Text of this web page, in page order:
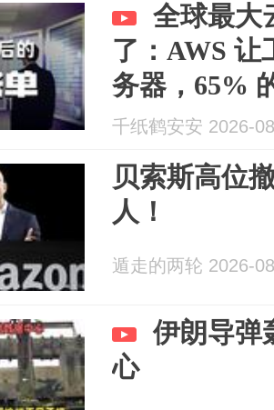
全球最大
了：AWS 让
务器，65%
千纸鹤安安 2026-
贝索斯高位
人！
遁走的两轮 2026-
伊朗导弹
心